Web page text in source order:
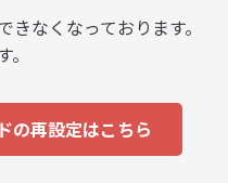
なくなっております。
の再設定はこちら